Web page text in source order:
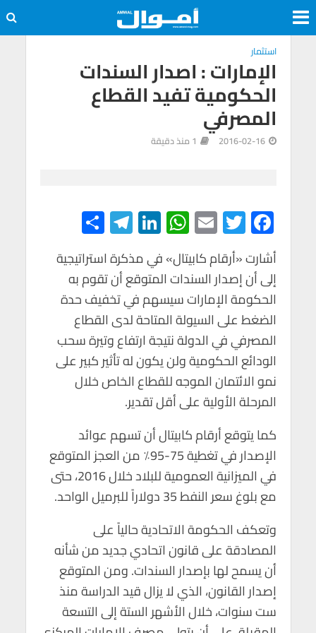
استثمار
الإمارات : اصدار السندات
الحكومية تفيد القطاع
المصرفي
2016-02-16 1 منذ دقيقة
F
ac
e
b
o
o
k
T
wi
tt
er
E
m
ail
W
h
at
s
A
p
p
Li
n
ke
dI
n
Te
le
gr
a
m
h
ar
e
أشارت «أرقام كابيتال» في مذكرة استراتيجية
إلى أن إصدار السندات المتوقع أن تقوم به
الحكومة الإمارات سيسهم في تخفيف حدة
الضغط على السيولة المتاحة لدى القطاع
المصرفي في الدولة نتيجة ارتفاع وتيرة سحب
الودائع الحكومية ولن يكون له تأثير كبير على
نمو الائتمان الموجه للقطاع الخاص خلال
المرحلة الأولية على أقل تقدير.
كما يتوقع أرقام كابيتال أن تسهم عوائد
الإصدار في تغطية 75-95٪ من العجز المتوقع
في الميزانية العمومية للبلاد خلال 2016، حتى
مع بلوغ سعر النفط 35 دولاراً للبرميل الواحد.
وتعكف الحكومة الاتحادية حالياً على
المصادقة على قانون اتحادي جديد من شأنه
أن يسمح لها بإصدار السندات. ومن المتوقع
إصدار القانون، الذي لا يزال قيد الدراسة منذ
ست سنوات، خلال الأشهر الستة إلى التسعة